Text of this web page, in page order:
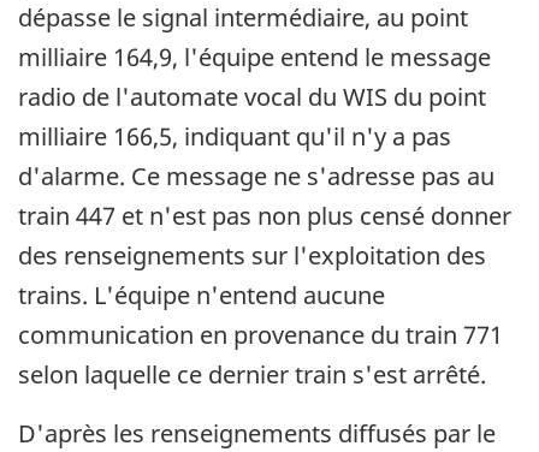
dépasse le signal intermédiaire, au point
milliaire 164,9, l'équipe entend le message
radio de l'automate vocal du WIS du point
milliaire 166,5, indiquant qu'il n'y a pas
d'alarme. Ce message ne s'adresse pas au
train 447 et n'est pas non plus censé donner
des renseignements sur l'exploitation des
trains. L'équipe n'entend aucune
communication en provenance du train 771
selon laquelle ce dernier train s'est arrêté.
D'après les renseignements diffusés par le